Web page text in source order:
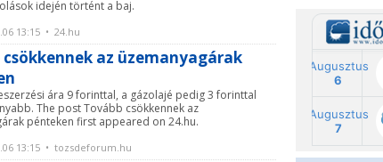
idején történt a baj.
13:15 • 24.hu
csökkennek az üzemanyagárak
ára 9 forinttal, a gázolajé pedig 3 forinttal
The post Tovább csökkennek az
pénteken first appeared on 24.hu.
13:15 • tozsdeforum.hu